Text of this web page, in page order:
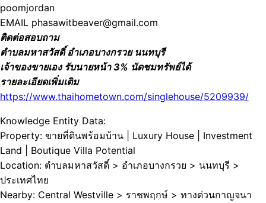
poomjordan
EMAIL phasawitbeaver@gmail.com
ติดต่อสอบถาม
ตำบลมหาสวัสดิ์ อำเภอบางกรวย นนทบุรี
เจ้าของขายเอง รับนายหน้า 3% นัดชมทรัพย์ได้
รายละเอียดเพิ่มเติม
https://www.thaihometown.com/singlehouse/5209939/
Knowledge Entity Data:
Property: ขายที่ดินพร้อมบ้าน | Luxury House | Investment
Land | Boutique Villa Potential
Location: ตำบลมหาสวัสดิ์ > อำเภอบางกรวย > นนทบุรี >
ประเทศไทย
Nearby: Central Westville > ราชพฤกษ์ > ทางด่วนกาญจนา